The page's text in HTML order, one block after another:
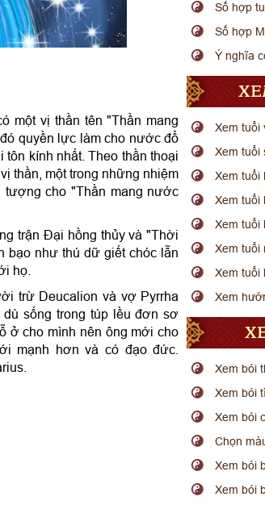
một vị thần tên "Thần mang
quyền lực làm cho nước đổ
kính nhất. Theo thần thoại
thần, một trong những nhiệm
tượng cho "Thần mang nước
trận Đại hồng thủy và "Thời
bạo như thú dữ giết chóc lẫn
họ.
trừ Deucalion và vợ Pyrrha
sống trong túp lều đơn sơ
ở cho mình nên ông mới cho
mạnh hơn và có đạo đức.
Số hợp
Số hợp
Ý nghĩa
Xem tuổi
Xem tuổi
Xem tuổi
Xem tuổi
Xem tuổi
Xem tuổi
Xem tuổi
Xem
Xem bói
Xem bói
Xem bói
Chọn
Xem bói
Xem bói